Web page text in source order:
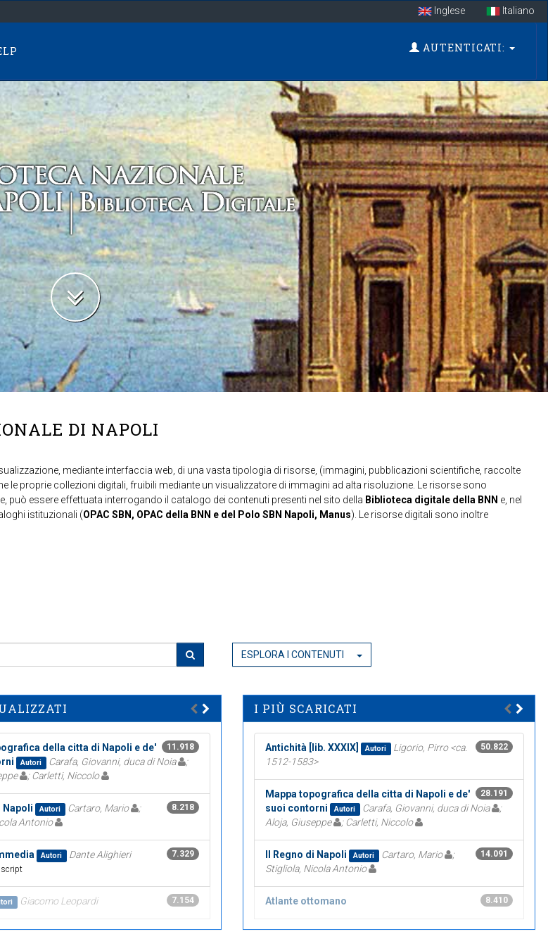
Inglese Italiano
AUTENTICATI:
DI NAPOLI
mediante interfaccia web, di una vasta tipologia di risorse, (immagini, pubblicazioni scientifiche, raccolte
le proprie collezioni digitali, fruibili mediante un visualizzatore di immagini ad alta risoluzione. Le risorse sono
essere effettuata interrogando il catalogo dei contenuti presenti nel sito della Biblioteca digitale della BNN e, nel
istituzionali (OPAC SBN, OPAC della BNN e del Polo SBN Napoli, Manus). Le risorse digitali sono inoltre
ESPLORA I CONTENUTI
11.918
della citta di Napoli e de'
Autori Carafa, Giovanni, duca di Noia
;
; Carletti, Niccolo
8.218
Napoli Autori Cartaro, Mario
;
Antonio
7.329
Autori Dante Alighieri
7.154
Giacomo Leopardi
I PIÙ SCARICATI
50.822
Antichità [lib. XXXIX] Autori
Ligorio, Pirro <ca.
1512-1583>
28.191
Mappa topografica della citta di Napoli e de'
suoi contorni
Autori Carafa, Giovanni, duca di Noia
;
Aloja, Giuseppe
; Carletti, Niccolo
14.091
Il Regno di Napoli Autori Cartaro, Mario
;
Stigliola, Nicola Antonio
8.410
Atlante ottomano